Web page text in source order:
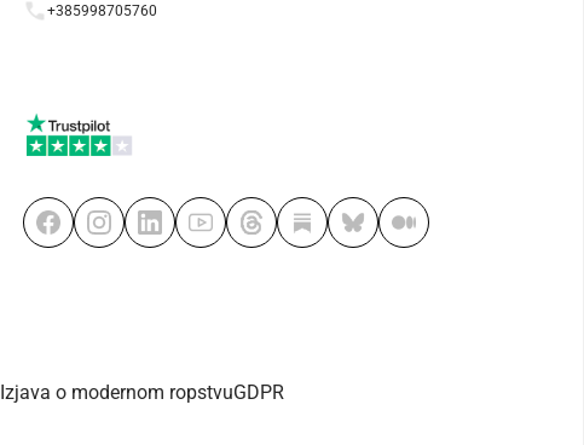
+385998705760
Izjava o modernom ropstvuGDPR